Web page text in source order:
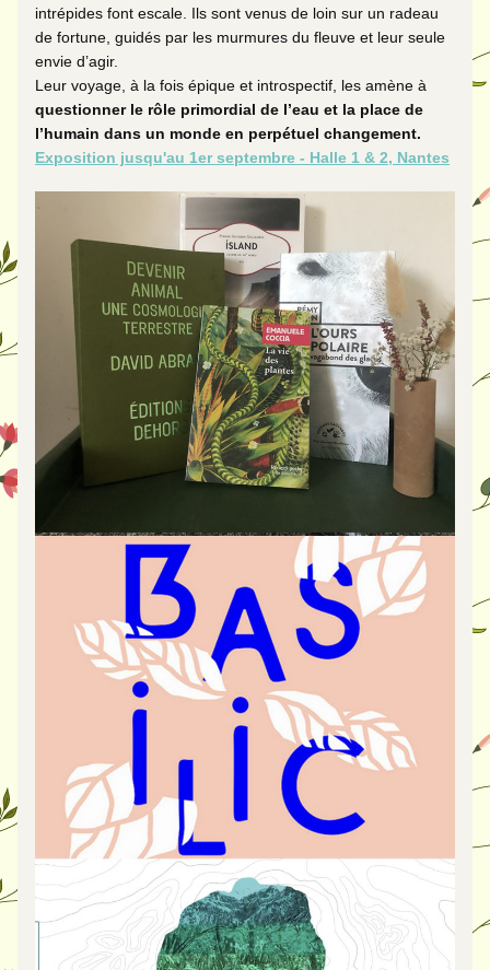
intrépides font escale. Ils sont venus de loin sur un radeau
de fortune, guidés par les murmures du fleuve et leur seule
envie d’agir.
questionner le rôle primordial de l’eau et la place de
l’humain dans un monde en perpétuel changement.
Exposition jusqu'au 1er septembre - Halle 1 & 2, Nantes